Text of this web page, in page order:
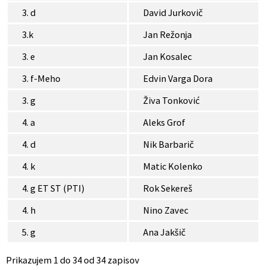
3. d
David Jurkovič
3.k
Jan Režonja
3. e
Jan Kosalec
3. f-Meho
Edvin Varga Dora
3. g
Živa Tonković
4. a
Aleks Grof
4. d
Nik Barbarič
4. k
Matic Kolenko
4. g ET ST (PTI)
Rok Sekereš
4. h
Nino Zavec
5. g
Ana Jakšič
Prikazujem 1 do 34 od 34 zapisov